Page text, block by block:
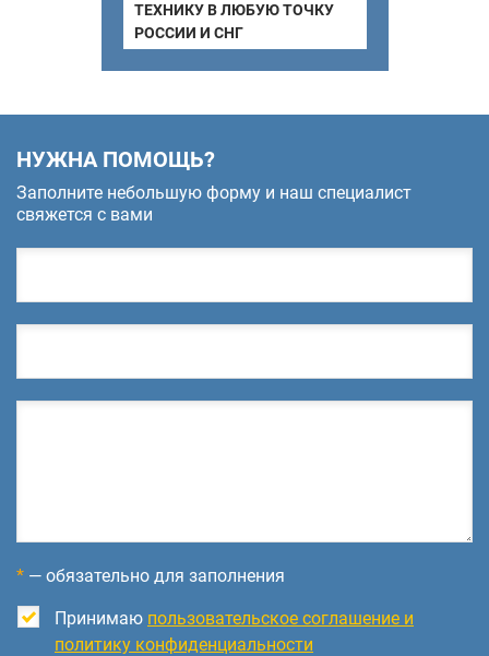
ТЕХНИКУ В ЛЮБУЮ ТОЧКУ
РОССИИ И СНГ
НУЖНА ПОМОЩЬ?
Заполните небольшую форму и наш специалист
свяжется с вами
* — обязательно для заполнения
Принимаю пользовательское соглашение и
политику конфиденциальности